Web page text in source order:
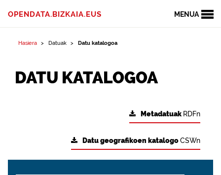
MENUA
OPENDATA.BIZKAIA.EUS
Hasiera Datuak Datu katalogoa
DATU KATALOGOA
Metadatuak RDFn
Datu geografikoen katalogoCSWn